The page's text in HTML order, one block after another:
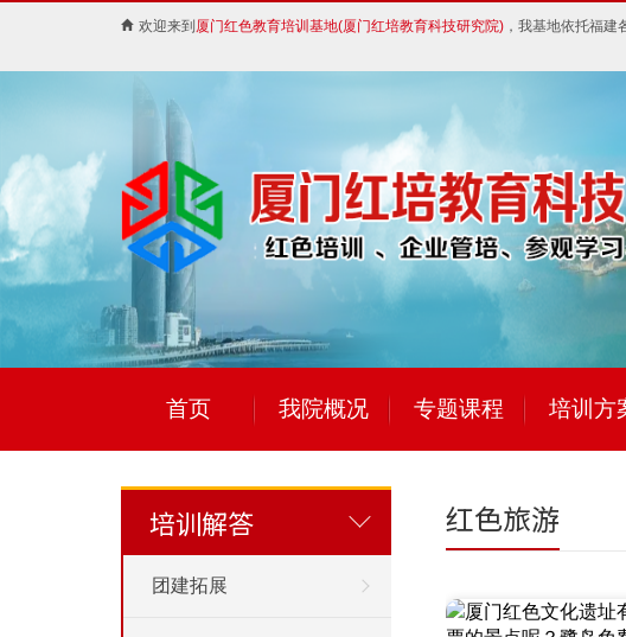
欢迎来到 厦门红色教育培训基地(厦门红培教育科技研究院) ，我基地依托福建
首页 我院概况 专题课程 培训方
培训解答
团建拓展
红色旅游